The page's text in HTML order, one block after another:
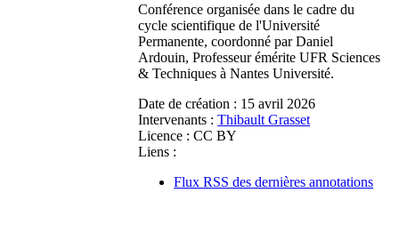
Conférence organisée dans le cadre du
cycle scientifique de l'Université
Permanente, coordonné par Daniel
Ardouin, Professeur émérite UFR Sciences
& Techniques à Nantes Université.
Date de création : 15 avril 2026
Intervenants : Thibault Grasset
Licence : CC BY
Liens :
Flux RSS des dernières annotations